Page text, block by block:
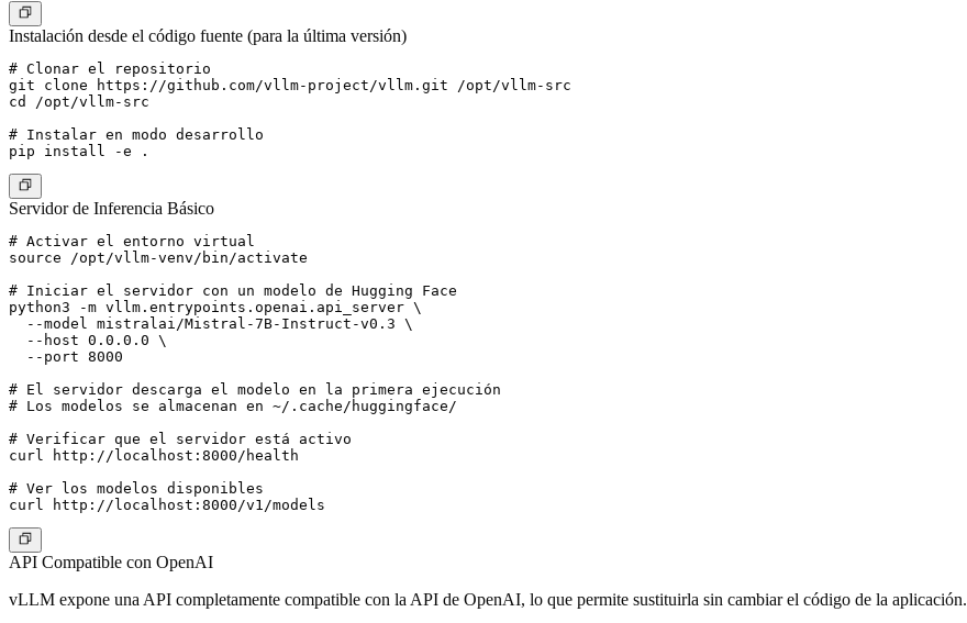
Instalación desde el código fuente (para la última versión)
# Clonar el repositorio
git clone https://github.com/vllm-project/vllm.git /opt/vllm-src
cd /opt/vllm-src
# Instalar en modo desarrollo
Servidor de Inferencia Básico
# Activar el entorno virtual
source /opt/vllm-venv/bin/activate
# Iniciar el servidor con un modelo de Hugging Face
python3 -m vllm.entrypoints.openai.api_server \
  --model mistralai/Mistral-7B-Instruct-v0.3 \
  --host 0.0.0.0 \
  --port 8000
# El servidor descarga el modelo en la primera ejecución
# Los modelos se almacenan en ~/.cache/huggingface/
# Verificar que el servidor está activo
curl http://localhost:8000/health
# Ver los modelos disponibles
API Compatible con OpenAI
vLLM expone una API completamente compatible con la API de OpenAI, lo que permite sustituirla sin cambiar el código de la aplicación.